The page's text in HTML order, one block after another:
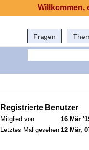
Fragen
Registrierte Benutzer
Mitglied von
16 Mär
Letztes Mal gesehen 12 Mär,
Willkommen,